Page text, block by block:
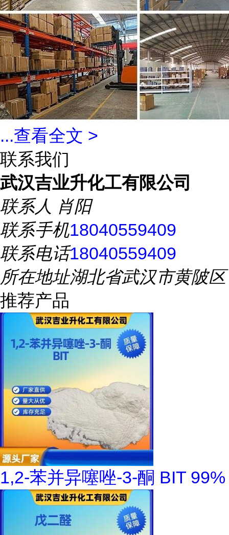
...查看全文 >
联系我们
武汉吉业升化工有限公司
联系人 肖阳
联系手机18040559409
联系电话18040559409
所在地址湖北省武汉市黄陂区
推荐产品
1,2-苯并异噻唑-3-酮 BIT 99%